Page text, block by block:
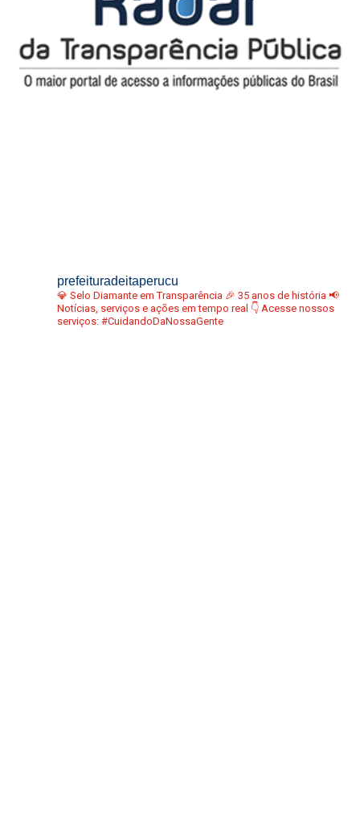
prefeituradeitaperucu
💎 Selo Diamante em Transparência 🎉 35 anos de história 📢
Notícias, serviços e ações em tempo real 👇 Acesse nossos
serviços: #CuidandoDaNossaGente